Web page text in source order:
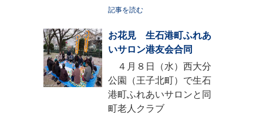
記事を読む
お花見 生石港町ふれあ
いサロン港友会合同
４月８日（水）西大分
公園（王子北町）で生石
港町ふれあいサロンと同
町老人クラブ